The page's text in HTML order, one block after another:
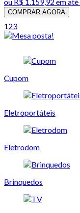
COMPRAR AGORA
123
Cupom
Eletroportáteis
Eletrodom
Brinquedos